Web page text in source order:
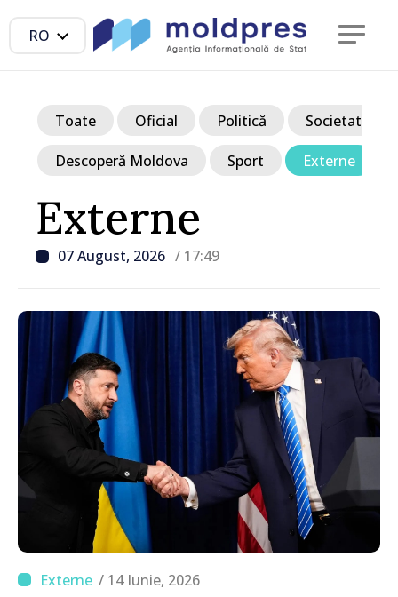
RO
Externe
07 August, 2026 / 17:49
Toate Oficial Politică Societate
Descoperă Moldova Sport Externe
/ 14 Iunie, 2026